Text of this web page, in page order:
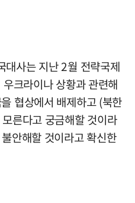
대사는 지난 2월 전략국제
크라이나 상황과 관련해
협상에서 배제하고 (북한
른다고 궁금해할 것이라
안해할 것이라고 확신한